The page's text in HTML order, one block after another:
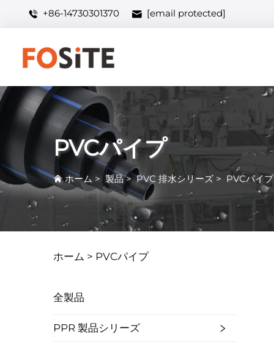
+86-14730301370 [email protected]
PVCパイプ
ホーム >製品>PVC 排水シリーズ > PVCパイプ
ホーム > PVCパイプ
全製品
PPR 製品シリーズ